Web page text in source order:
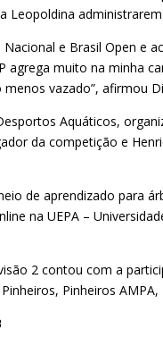
Leopoldina
e Brasil Open e
agrega muito na minha
vazado”, afirmou
Aquáticos,
da competição e
de aprendizado para
na UEPA –
2 contou com a
Pinheiros